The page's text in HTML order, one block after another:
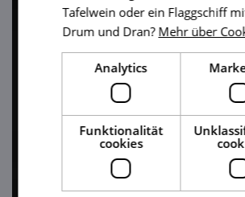
Tafelwein oder ein Flaggschiff
Drum und Dran? Mehr über
Analytics
Funktionalität
cookies